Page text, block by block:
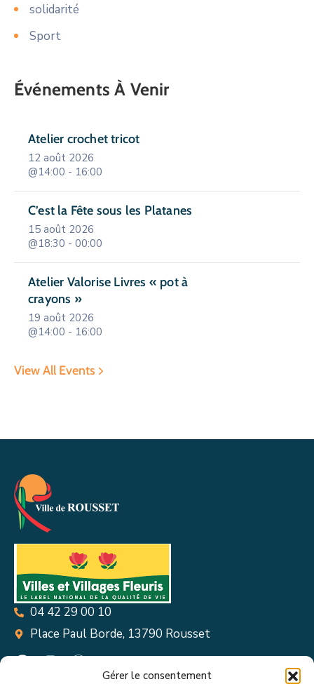
Gérer le consentement
solidarité
Sport
Événements À Venir
Atelier crochet tricot
12 août 2026
@14:00 - 16:00
C’est la Fête sous les Platanes
15 août 2026
@18:30 - 00:00
Atelier Valorise Livres « pot à
crayons »
19 août 2026
@14:00 - 16:00
View All Events
04 42 29 00 10
Place Paul Borde, 13790 Rousset